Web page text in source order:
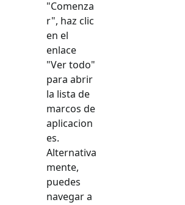
"Comenza
r", haz clic
en el
enlace
"Ver todo"
para abrir
la lista de
marcos de
aplicacion
es.
Alternativa
mente,
puedes
navegar a